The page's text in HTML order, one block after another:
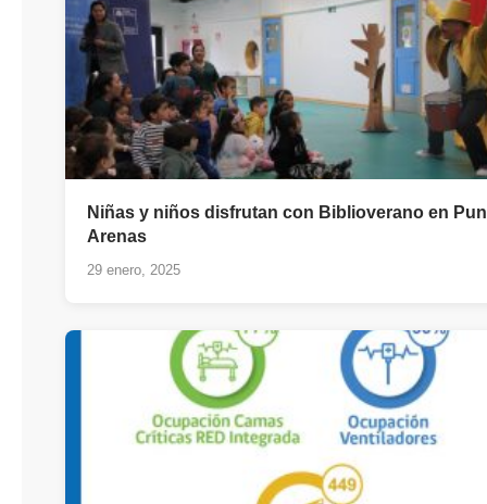
Niñas y niños disfrutan con Biblioverano en
Arenas
29 enero, 2025